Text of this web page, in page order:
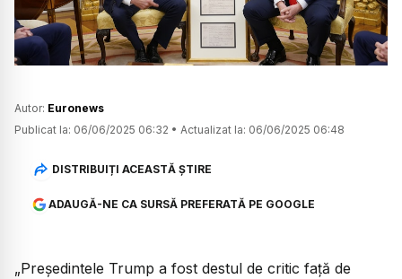
Autor: Euronews
Publicat la: 06/06/2025 06:32 • Actualizat la: 06/06/2025 06:48
DISTRIBUIȚI ACEASTĂ ȘTIRE
ADAUGĂ-NE CA SURSĂ PREFERATĂ PE GOOGLE
„Președintele Trump a fost destul de critic față de